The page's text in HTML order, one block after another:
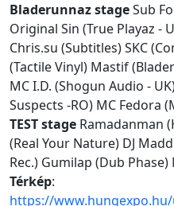
Bladerunnaz stageSub
Original Sin (True Playaz -
Chris.su (Subtitles) SKC
(Tactile Vinyl) Mastif
MC I.D. (Shogun Audio -
Suspects -RO) MC Fedora
TEST stage Ramadanman
(Real Your Nature) DJ
Rec.) Gumilap (Dub
Térkép:
https://